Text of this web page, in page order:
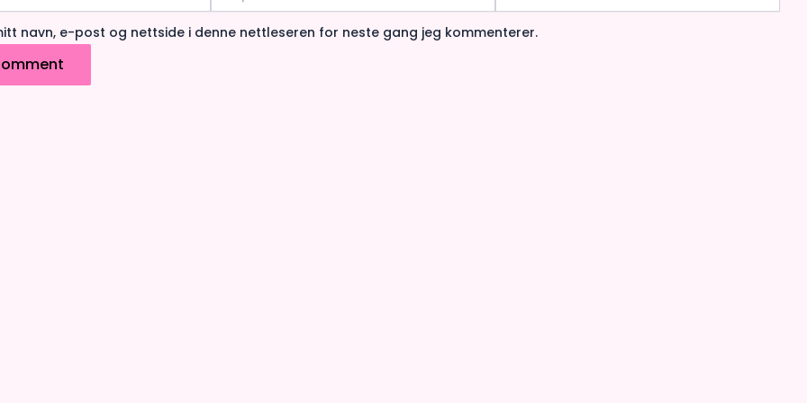
navn, e-post og nettside i denne nettleseren for neste gang jeg kommenterer.